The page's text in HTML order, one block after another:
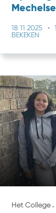
18 11 2025
BEKEKEN
Het College